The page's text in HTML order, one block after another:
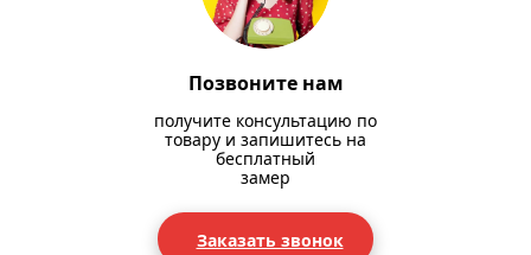
Позвоните нам
получите консультацию по
товару и запишитесь на
бесплатный
замер
Заказать звонок